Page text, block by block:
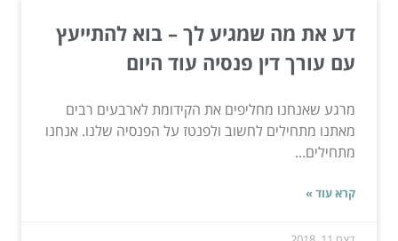
דע את מה שמגיע לך – בוא להתייעץ
עם עורך דין פנסיה עוד היום
מרגע שאנחנו מחליפים את הקידומת לארבעים רבים
מאתנו מתחילים לחשוב ולפנטז על הפנסיה שלנו. אנחנו
מתחילים...
קרא עוד »